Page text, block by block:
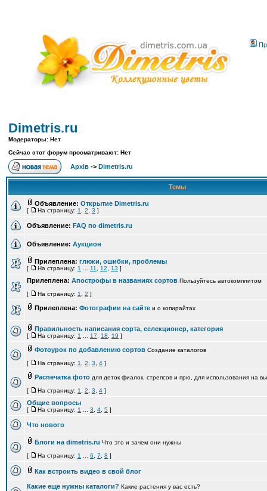
Dimetris.ru
Модераторы: Нет
Сейчас этот форум просматривают: Нет
Архів -> Dimetris.ru
Темы
Объявление: Открытие Dimetris.ru
[ На страницу: 1 2 3 ]
Объявление: FAQ по dimetris.ru
Объявление: Аукцион
Прилеплена: глюки, ошибки, проблемы
[ На страницу: 1 11 12 13 ]
Прилеплена: Апострофы в названиях сортов Пользуйтесь автокомплитом
[
На страницу: 1 2 ]
Прилеплена: Фотографии на сайте и о копирайтах
Правильность написания сорта, селекционер, категория
[ На страницу: 1 17 18 19 ]
Фотоурок по добавлению сортов Создание каталогов
[
На страницу: 1 2 3 4 ]
Распечатка фото для деток фиалок, стрепсов и прю, для использования на
[
На страницу: 1 2 3 4 ]
Общие вопросы
[ На страницу: 1 3 4 5 ]
Что нового
Блоги на dimetris.ru Что это и зачем они нужны
[
На страницу: 1 6 7 8 ]
Как встроить видео в свой блог
Какие еще нужны каталоги? Какие растения у вас есть?